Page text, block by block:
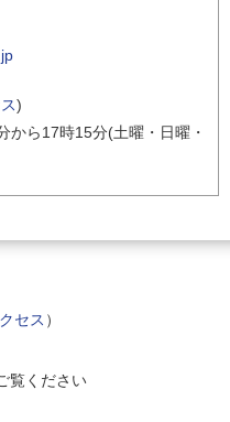
)
から17時15分(土曜・日曜・
セス ）
覧ください